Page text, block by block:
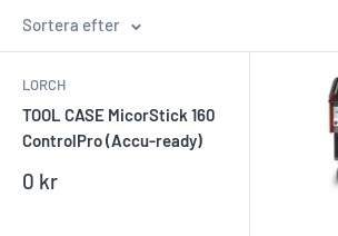
Sortera efter
LORCH
TOOL CASE MicorStick 160
ControlPro (Accu-ready)
Reapris
0 kr